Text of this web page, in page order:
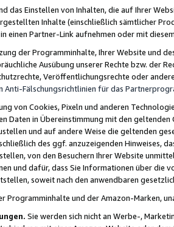
das Einstellen von Inhalten, die auf Ihrer
Inhalte (einschließlich sämtlicher
einen Partner-Link aufnehmen oder mit
der Programminhalte, Ihrer Website und
Ausübung unserer Rechte bzw. der
Veröffentlichungsrechte oder
Anti-Fälschungsrichtlinien für das
von Cookies, Pixeln und anderen
Daten in Übereinstimmung mit den
und auf andere Weise die geltenden
des ggf. anzuzeigenden Hinweises,
von den Besuchern Ihrer Website
und dafür, dass Sie Informationen über die
soweit nach den anwendbaren
Programminhalte und der Amazon-Marken,
Sie werden sich nicht an Werbe-,